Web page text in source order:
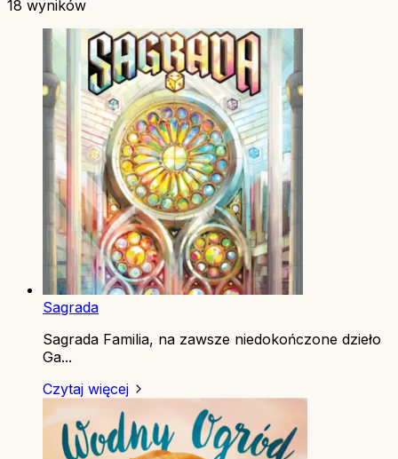
18 wyników
Sagrada
Sagrada Familia, na zawsze niedokończone dzieło
Ga...
Czytaj więcej